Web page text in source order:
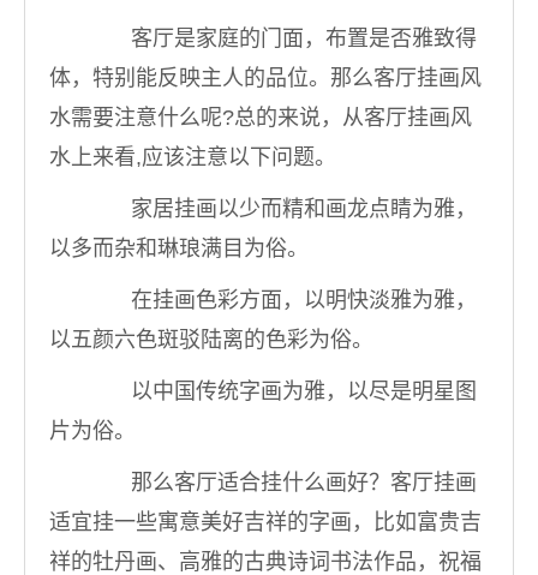
客厅是家庭的门面，布置是否雅致得
体，特别能反映主人的品位。那么客厅挂画风
水需要注意什么呢?总的来说，从客厅挂画风
水上来看,应该注意以下问题。
家居挂画以少而精和画龙点睛为雅，
以多而杂和琳琅满目为俗。
在挂画色彩方面，以明快淡雅为雅，
以五颜六色斑驳陆离的色彩为俗。
以中国传统字画为雅，以尽是明星图
片为俗。
那么客厅适合挂什么画好？客厅挂画
适宜挂一些寓意美好吉祥的字画，比如富贵吉
祥的牡丹画、高雅的古典诗词书法作品，祝福